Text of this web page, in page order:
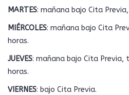
MARTES: mañana bajo Cita
MIÉRCOLES: mañana bajo Cita
horas.
JUEVES: mañana bajo Cita Previa,
horas.
VIERNES: bajo Cita Previa.